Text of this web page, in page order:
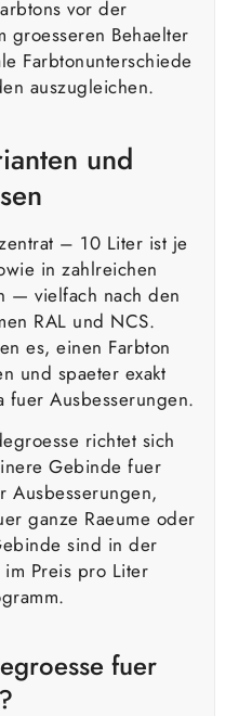
vor der
groesseren Behaelter
Farbtonunterschiede
auszugleichen.
und
– 10 Liter ist je
in zahlreichen
— vielfach nach den
RAL und NCS.
es, einen Farbton
und spaeter exakt
fuer Ausbesserungen.
richtet sich
Gebinde fuer
Ausbesserungen,
ganze Raeume oder
sind in der
Preis pro Liter
fuer